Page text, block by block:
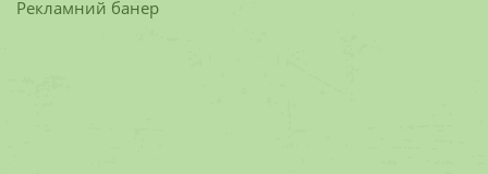
Рекламний банер